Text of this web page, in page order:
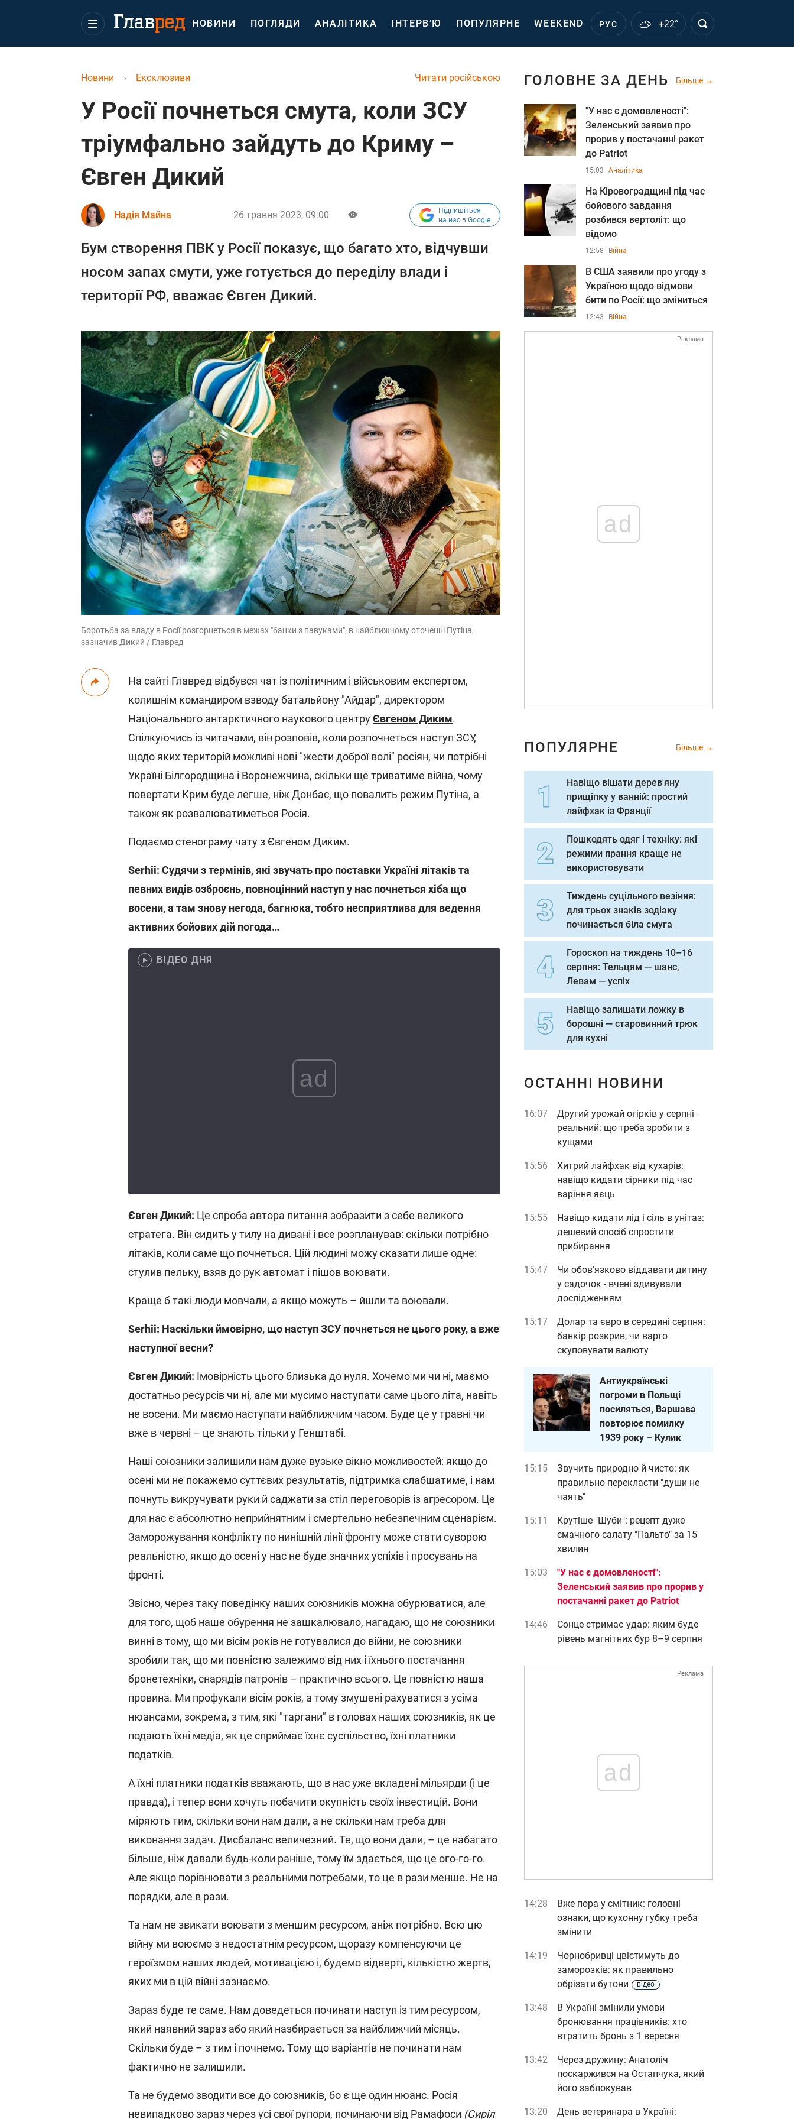
НОВИНИ ПОГЛЯДИ АНАЛІТИКА ІНТЕРВ’Ю ПОПУЛЯРНЕ WEEKEND РУС +22°
Читати російською
Новини › Ексклюзиви
У Росії почнеться смута, коли ЗСУ
тріумфально зайдуть до Криму –
Євген Дикий
Надія Майна 26 травня 2023, 09:00
Підпишіться
на нас в Google
Бум створення ПВК у Росії показує, що багато хто, відчувши
носом запах смути, уже готується до переділу влади і
території РФ, вважає Євген Дикий.
Боротьба за владу в Росії розгорнеться в межах "банки з павуками", в найближчому оточенні Путіна,
зазначив Дикий / Главред
На сайті Главред відбувся чат із політичним і військовим експертом,
колишнім командиром взводу батальйону "Айдар", директором
Національного антарктичного наукового центруЄвгеном Диким.
Спілкуючись із читачами, він розповів, коли розпочнеться наступ ЗСУ,
щодо яких територій можливі нові "жести доброї волі" росіян, чи потрібні
Україні Білгородщина і Воронежчина, скільки ще триватиме війна, чому
повертати Крим буде легше, ніж Донбас, що повалить режим Путіна, а
також як розвалюватиметься Росія.
Подаємо стенограму чату з Євгеном Диким.
Serhii: Судячи з термінів, які звучать про поставки Україні літаків та
певних видів озброєнь, повноцінний наступ у нас почнеться хіба що
восени, а там знову негода, багнюка, тобто несприятлива для ведення
активних бойових дій погода…
ВІДЕО ДНЯ
ad
Євген Дикий: Це спроба автора питання зобразити з себе великого
стратега. Він сидить у тилу на дивані і все розпланував: скільки потрібно
літаків, коли саме що почнеться. Цій людині можу сказати лише одне:
стулив пельку, взяв до рук автомат і пішов воювати.
Краще б такі люди мовчали, а якщо можуть – йшли та воювали.
Serhii: Наскільки ймовірно, що наступ ЗСУ почнеться не цього року, а вже
наступної весни?
Євген Дикий: Імовірність цього близька до нуля. Хочемо ми чи ні, маємо
достатньо ресурсів чи ні, але ми мусимо наступати саме цього літа, навіть
не восени. Ми маємо наступати найближчим часом. Буде це у травні чи
вже в червні – це знають тільки у Генштабі.
Наші союзники залишили нам дуже вузьке вікно можливостей: якщо до
осені ми не покажемо суттєвих результатів, підтримка слабшатиме, і нам
почнуть викручувати руки й саджати за стіл переговорів із агресором. Це
для нас є абсолютно неприйнятним і смертельно небезпечним сценарієм.
Заморожування конфлікту по нинішній лінії фронту може стати суворою
реальністю, якщо до осені у нас не буде значних успіхів і просувань на
фронті.
Звісно, через таку поведінку наших союзників можна обурюватися, але
для того, щоб наше обурення не зашкалювало, нагадаю, що не союзники
винні в тому, що ми вісім років не готувалися до війни, не союзники
зробили так, що ми повністю залежимо від них і їхнього постачання
бронетехніки, снарядів патронів – практично всього. Це повністю наша
провина. Ми профукали вісім років, а тому змушені рахуватися з усіма
нюансами, зокрема, з тим, які "таргани" в головах наших союзників, як це
подають їхні медіа, як це сприймає їхнє суспільство, їхні платники
податків.
А їхні платники податків вважають, що в нас уже вкладені мільярди (і це
правда), і тепер вони хочуть побачити окупність своїх інвестицій. Вони
міряють тим, скільки вони нам дали, а не скільки нам треба для
виконання задач. Дисбаланс величезний. Те, що вони дали, – це набагато
більше, ніж давали будь-коли раніше, тому їм здається, що це ого-го-го.
Але якщо порівнювати з реальними потребами, то це в рази менше. Не на
порядки, але в рази.
Та нам не звикати воювати з меншим ресурсом, аніж потрібно. Всю цю
війну ми воюємо з недостатнім ресурсом, щоразу компенсуючи це
героїзмом наших людей, мотивацією і, будемо відверті, кількістю жертв,
яких ми в цій війні зазнаємо.
Зараз буде те саме. Нам доведеться починати наступ із тим ресурсом,
який наявний зараз або який назбирається за найближчий місяць.
Скільки буде – з тим і почнемо. Тому що варіантів не починати нам
фактично не залишили.
Та не будемо зводити все до союзників, бо є ще один нюанс. Росія
невипадково зараз через усі свої рупори, починаючи від Рамафоси (Сиріл
ГОЛОВНЕ ЗА ДЕНЬ Більше
"У нас є домовленості":
Зеленський заявив про
прорив у постачанні ракет
до Patriot
15:03 Аналітика
На Кіровоградщині під час
бойового завдання
розбився вертоліт: що
відомо
12:58 Війна
В США заявили про угоду з
Україною щодо відмови
бити по Росії: що зміниться
12:43 Війна
Реклама
ad
ПОПУЛЯРНЕ Більше
Навіщо вішати дерев'яну
прищіпку у ванній: простий
лайфхак із Франції
Пошкодять одяг і техніку: які
режими прання краще не
використовувати
Тиждень суцільного везіння:
для трьох знаків зодіаку
починається біла смуга
Гороскоп на тиждень 10–16
серпня: Тельцям — шанс,
Левам — успіх
Навіщо залишати ложку в
борошні — старовинний трюк
для кухні
ОСТАННІ НОВИНИ
16:07
Другий урожай огірків у серпні -
реальний: що треба зробити з
кущами
15:56
Хитрий лайфхак від кухарів:
навіщо кидати сірники під час
варіння яєць
15:55
Навіщо кидати лід і сіль в унітаз:
дешевий спосіб спростити
прибирання
15:47
Чи обов'язково віддавати дитину
у садочок - вчені здивували
дослідженням
15:17
Долар та євро в середині серпня:
банкір розкрив, чи варто
скуповувати валюту
Антиукраїнські
погроми в Польщі
посиляться, Варшава
повторює помилку
1939 року – Кулик
15:15
Звучить природно й чисто: як
правильно перекласти "души не
чаять"
15:11
Крутіше "Шуби": рецепт дуже
смачного салату "Пальто" за 15
хвилин
15:03
"У нас є домовленості":
Зеленський заявив про прорив у
постачанні ракет до Patriot
14:46
Сонце стримає удар: яким буде
рівень магнітних бур 8–9 серпня
Реклама
ad
14:28
Вже пора у смітник: головні
ознаки, що кухонну губку треба
змінити
14:19
Чорнобривці цвістимуть до
заморозків: як правильно
обрізати бутони
відео
13:48
В Україні змінили умови
бронювання працівників: хто
втратить бронь з 1 вересня
13:42
Через дружину: Анатоліч
поскаржився на Остапчука, який
його заблокував
13:20 День ветеринара в Україні: